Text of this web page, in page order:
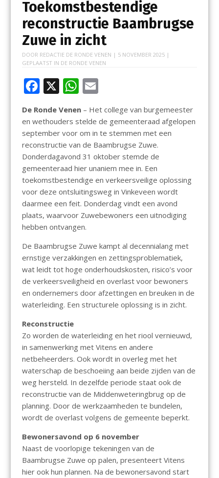
Toekomstbestendige
reconstructie Baambrugse
Zuwe in zicht
DOOR REDACTIE DE RONDE VENEN | 5 NOVEMBER 2025|
GEPLAATST IN DE RONDE VENEN
F
ac
e
b
o
o
k
X W
at
s
A
p
p
E
m
ai
l
De Ronde Venen– Het college van burgemeester
en wethouders stelde de gemeenteraad afgelopen
september voor om in te stemmen met een
reconstructie van de Baambrugse Zuwe.
Donderdagavond 31 oktober stemde de
gemeenteraad hier unaniem mee in. Een
toekomstbestendige en verkeersveilige oplossing
voor deze ontsluitingsweg in Vinkeveen wordt
daarmee een feit. Donderdag vindt een avond
plaats, waarvoor Zuwebewoners een uitnodiging
hebben ontvangen.
De Baambrugse Zuwe kampt al decennialang met
ernstige verzakkingen en zettingsproblematiek,
wat leidt tot hoge onderhoudskosten, risico’s voor
de verkeersveiligheid en overlast voor bewoners
en ondernemers door afzettingen en breuken in de
waterleiding. Een structurele oplossing is in zicht.
Reconstructie
Zo worden de waterleiding en het riool vernieuwd,
in samenwerking met Vitens en andere
netbeheerders. Ook wordt in overleg met het
waterschap de beschoeiing aan beide zijden van de
weg hersteld. In dezelfde periode staat ook de
reconstructie van de Middenweteringbrug op de
planning. Door de werkzaamheden te bundelen,
wordt de overlast volgens de gemeente beperkt.
Bewonersavond op 6 november
Naast de voorlopige tekeningen van de
Baambrugse Zuwe op palen, presenteert Vitens
hier ook hun plannen. Na de bewonersavond start